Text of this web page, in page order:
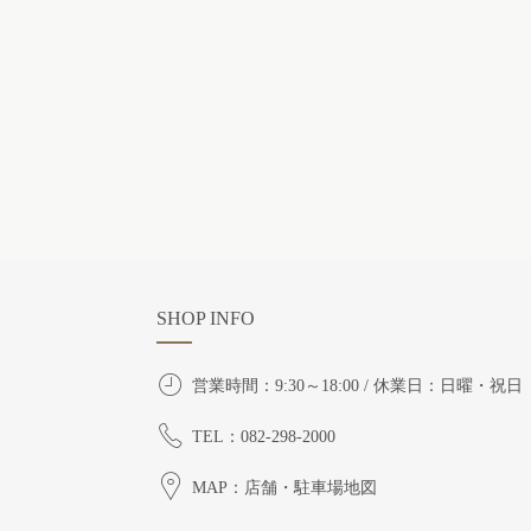
SHOP INFO
営業時間：9:30～18:00 / 休業日：日曜・祝日
TEL：082-298-2000
MAP：店舗・駐車場地図